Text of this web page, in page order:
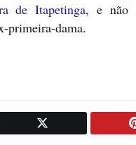
de Itapetinga, e não
primeira-dama.